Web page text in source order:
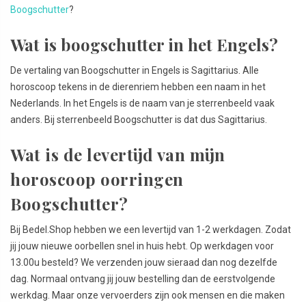
Boogschutter?
Wat is boogschutter in het Engels?
De vertaling van Boogschutter in Engels is Sagittarius. Alle
horoscoop tekens in de dierenriem hebben een naam in het
Nederlands. In het Engels is de naam van je sterrenbeeld vaak
anders. Bij sterrenbeeld Boogschutter is dat dus Sagittarius.
Wat is de levertijd van mijn
horoscoop oorringen
Boogschutter?
Bij Bedel.Shop hebben we een levertijd van 1-2 werkdagen. Zodat
jij jouw nieuwe oorbellen snel in huis hebt. Op werkdagen voor
13.00u besteld? We verzenden jouw sieraad dan nog dezelfde
dag. Normaal ontvang jij jouw bestelling dan de eerstvolgende
werkdag. Maar onze vervoerders zijn ook mensen en die maken